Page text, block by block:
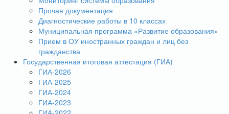
Прочая документация
Диагностические работы в 10 классах
Муниципальная программа «Развитие образования»
Прием в ОУ иностранных граждан и лиц без
гражданства
Государственная итоговая аттестация (ГИА)
ГИА-2026
ГИА-2025
ГИА-2024
ГИА-2023